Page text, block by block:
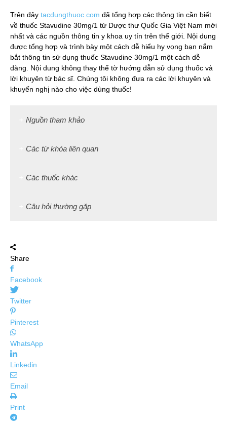
Trên đây tacdungthuoc.com đã tổng hợp các thông tin cần biết
về thuốc Stavudine 30mg/1 từ Dược thư Quốc Gia Việt Nam mới
nhất và các nguồn thông tin y khoa uy tín trên thế giới. Nội dung
được tổng hợp và trình bày một cách dễ hiểu hy vọng bạn nắm
bắt thông tin sử dụng thuốc Stavudine 30mg/1 một cách dễ
dàng. Nội dung không thay thế tờ hướng dẫn sử dụng thuốc và
lời khuyên từ bác sĩ. Chúng tôi không đưa ra các lời khuyên và
khuyến nghị nào cho việc dùng thuốc!
Nguồn tham khảo
Các từ khóa liên quan
Các thuốc khác
Câu hỏi thường gặp
Share
Facebook
Twitter
Pinterest
WhatsApp
Linkedin
Email
Print